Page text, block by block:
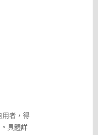
用者，得
具體詳